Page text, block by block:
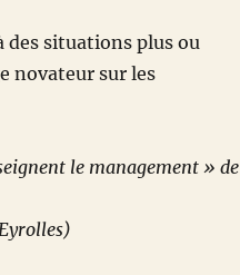
des situations plus ou
novateur sur les
le management » de